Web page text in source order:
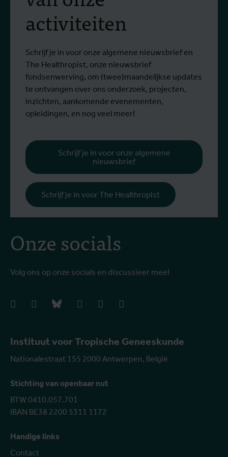
screening op het West-
Nijlvirus
Van 6 tot 17 juli 2026 namen Stien
ITG-wetenschappers van de Dienst
Entomologie, deel aan een opleiding bij
Ecodevelopment in Griekenland, met de
steun van een Erasmus+-mobiliteitsbeurs
voor personeel.
Instituut voor Tropische Geneeskunde
Nationalestraat 155 2000 Antwerpen, België
Stichting van openbaar nut
BTW 0410.057.701
IBAN BE38 2200 5311 1172
Handige links
Contact
Onze socials
Volg ons op onze socials en discussieer mee!
facebookinstagrambluesky linkedIn youtube
activiteiten
Schrijf je in voor onze algemene nieuwsbrief en
The Healthropist, onze nieuwsbrief
fondsenwerving, om (twee)maandelijkse updates
te ontvangen over ons onderzoek, projecten,
inzichten, aankomende evenementen,
opleidingen, en nog veel meer!
Schrijf je in voor onze algemene
nieuwsbrief
Schrijf je in voor The Healthropist